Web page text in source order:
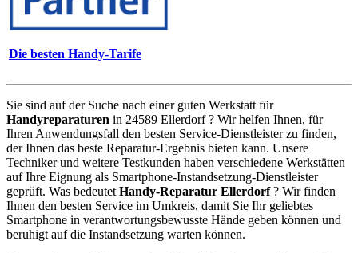
Die besten Handy-Tarife
Sie sind auf der Suche nach einer guten Werkstatt für
Handyreparaturen in 24589 Ellerdorf ? Wir helfen Ihnen, für
Ihren Anwendungsfall den besten Service-Dienstleister zu finden,
der Ihnen das beste Reparatur-Ergebnis bieten kann. Unsere
Techniker und weitere Testkunden haben verschiedene Werkstätten
auf Ihre Eignung als Smartphone-Instandsetzung-Dienstleister
geprüft. Was bedeutet Handy-Reparatur Ellerdorf? Wir finden
Ihnen den besten Service im Umkreis, damit Sie Ihr geliebtes
Smartphone in verantwortungsbewusste Hände geben können und
beruhigt auf die Instandsetzung warten können.